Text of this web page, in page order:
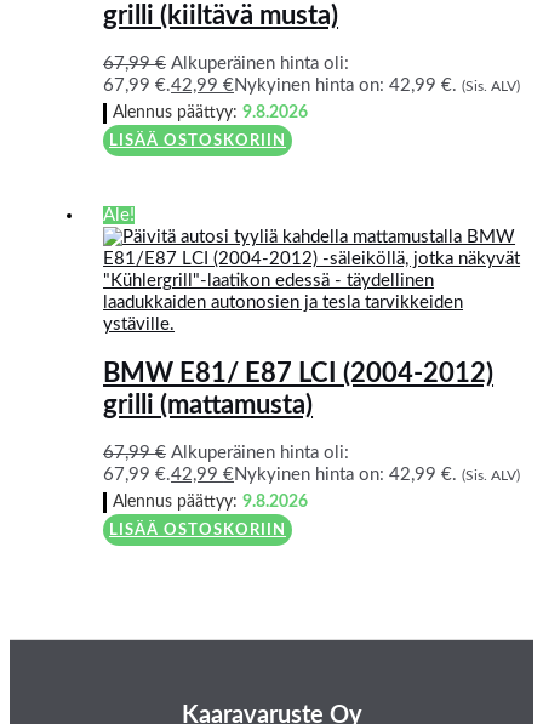
grilli (kiiltävä musta)
67,99€ Alkuperäinen hinta oli:
67,99 €.42,99€Nykyinen hinta on: 42,99 €. (Sis. ALV)
Alennus päättyy:9.8.2026
LISÄÄ OSTOSKORIIN
Ale!
BMW E81/ E87 LCI (2004-2012)
grilli (mattamusta)
67,99€ Alkuperäinen hinta oli:
67,99 €.42,99€Nykyinen hinta on: 42,99 €. (Sis. ALV)
Alennus päättyy:9.8.2026
LISÄÄ OSTOSKORIIN
Kaaravaruste Oy